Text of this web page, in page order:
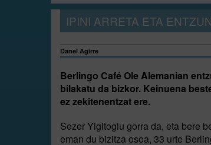
IPINI ARRETA ETA ENTZUN
Danel Agirre
Berlingo Café Ole Alemanian
bilakatu da bizkor. Keinuena
ez zekitenentzat ere.
Sezer Yigitoglu gorra da, eta bere
eman du bizitza osoa, 33 urte